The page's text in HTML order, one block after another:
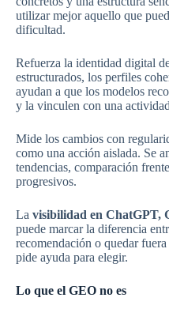
utilizar mejor aquello que
dificultad.
Refuerza la identidad digital
estructurados, los perfiles
ayudan a que los modelos
y la vinculen con una
Mide los cambios con
como una acción aislada. Se
tendencias, comparación
progresivos.
La visibilidad en ChatGPT,
puede marcar la diferencia
recomendación o quedar
pide ayuda para elegir.
Lo que el GEO no es